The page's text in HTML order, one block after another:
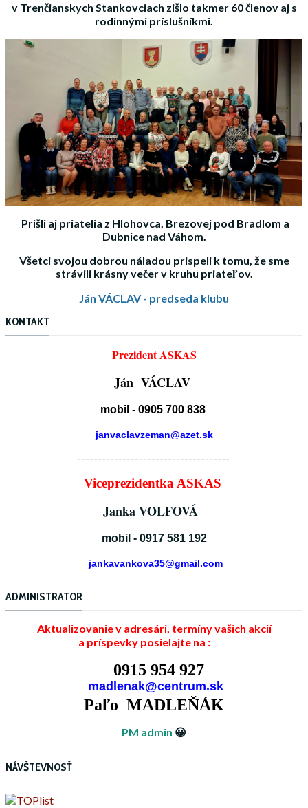
v Trenčianskych Stankovciach zišlo takmer 60 členov aj s
rodinnými príslušníkmi.
Prišli aj priatelia z Hlohovca, Brezovej pod Bradlom a
Dubnice nad Váhom.
Všetci svojou dobrou náladou prispeli k tomu, že sme
strávili krásny večer v kruhu priateľov.
Ján VÁCLAV - predseda klubu
KONTAKT
Prezident ASKAS
Ján VÁCLAV
mobil - 0905 700 838
janvaclavzeman@azet.sk
-------------------------------------
Viceprezidentka ASKAS
Janka VOLFOVÁ
mobil - 0917 581 192
jankavankova35@gmail.com
ADMINISTRATOR
Aktualizovanie v adresári, termíny vašich akcií
a príspevky posielajte na :
0915 954 927
madlenak@centrum.sk
Paľo MADLEŇÁK
PM admin 😀
NÁVŠTEVNOSŤ